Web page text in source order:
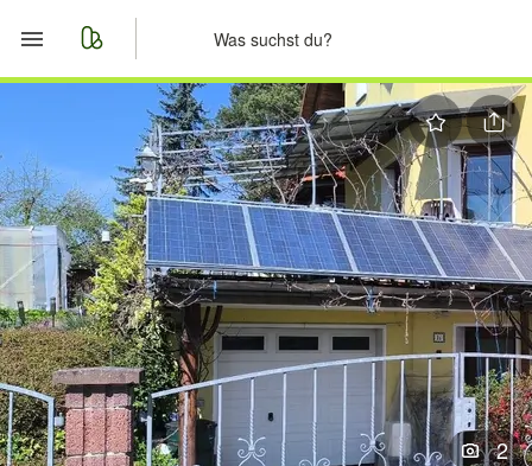
Merkliste
Nachrichten
Anzeige aufgeben
2